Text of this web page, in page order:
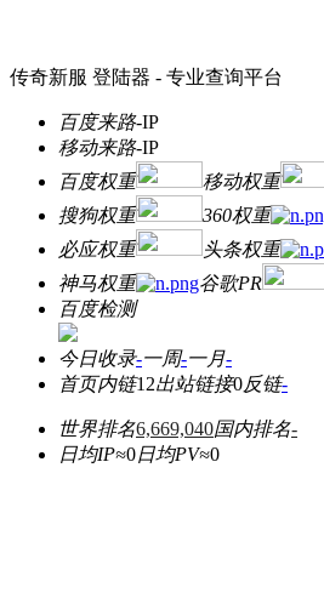
传奇新服 登陆器 - 专业查询平台
百度来路-IP
移动来路-IP
百度权重
移动权重
搜狗权重
360权重
必应权重
头条权重
神马权重
谷歌PR
百度检测
今日收录-一周-一月-
首页内链12出站链接0反链-
世界排名6,669,040国内排名-
日均IP≈0日均PV≈0